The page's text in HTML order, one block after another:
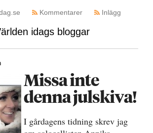
Kommentarer Inlägg
idags bloggar
Missa inte
denna julskiva!
I gårdagens tidning skrev jag